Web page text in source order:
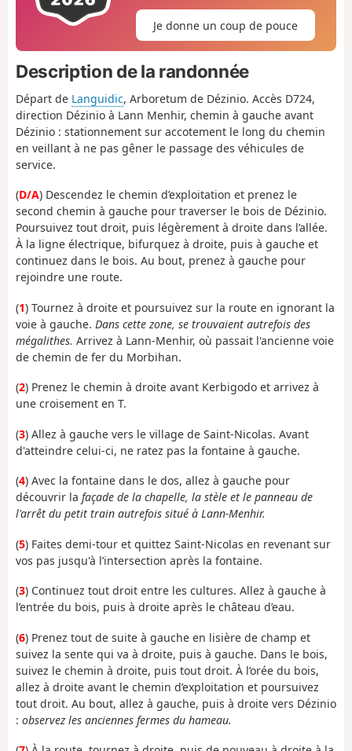
Je donne un coup de pouce
Description de la randonnée
Départ de Languidic, Arboretum de Dézinio. Accès D724,
direction Dézinio à Lann Menhir, chemin à gauche avant
Dézinio : stationnement sur accotement le long du chemin
en veillant à ne pas gêner le passage des véhicules de
service.
(D/A) Descendez le chemin d’exploitation et prenez le
second chemin à gauche pour traverser le bois de Dézinio.
Poursuivez tout droit, puis légèrement à droite dans l’allée.
À la ligne électrique, bifurquez à droite, puis à gauche et
continuez dans le bois. Au bout, prenez à gauche pour
rejoindre une route.
(1) Tournez à droite et poursuivez sur la route en ignorant la
voie à gauche. Dans cette zone, se trouvaient autrefois des
mégalithes. Arrivez à Lann-Menhir, où passait l'ancienne voie
de chemin de fer du Morbihan.
(2) Prenez le chemin à droite avant Kerbigodo et arrivez à
une croisement en T.
(3) Allez à gauche vers le village de Saint-Nicolas. Avant
d'atteindre celui-ci, ne ratez pas la fontaine à gauche.
(4) Avec la fontaine dans le dos, allez à gauche pour
découvrir la façade de la chapelle, la stèle et le panneau de
l'arrêt du petit train autrefois situé à Lann-Menhir.
(5) Faites demi-tour et quittez Saint-Nicolas en revenant sur
vos pas jusqu'à l’intersection après la fontaine.
(3) Continuez tout droit entre les cultures. Allez à gauche à
l’entrée du bois, puis à droite après le château d’eau.
(6) Prenez tout de suite à gauche en lisière de champ et
suivez la sente qui va à droite, puis à gauche. Dans le bois,
suivez le chemin à droite, puis tout droit. À l’orée du bois,
allez à droite avant le chemin d’exploitation et poursuivez
tout droit. Au bout, allez à gauche, puis à droite vers Dézinio
: observez les anciennes fermes du hameau.